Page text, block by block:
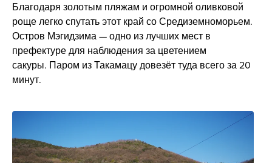
Благодаря золотым пляжам и огромной оливковой
роще легко спутать этот край со Средиземноморьем.
Остров Мэгидзима — одно из лучших мест в
префектуре для наблюдения за цветением
сакуры. Паром из Такамацу довезёт туда всего за 20
минут.